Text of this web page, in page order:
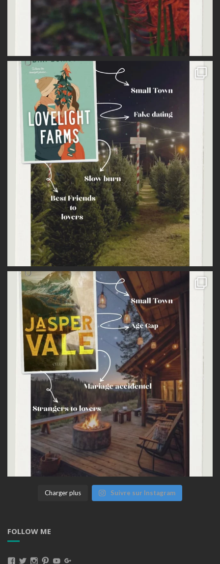
Charger plus Suivre sur Instagram
FOLLOW ME
VoirVoirVoirVoirVoir